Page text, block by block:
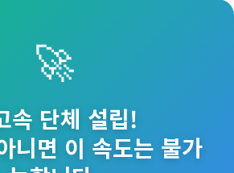
🚀
속 단체 설립!
니면 이 속도는 불가